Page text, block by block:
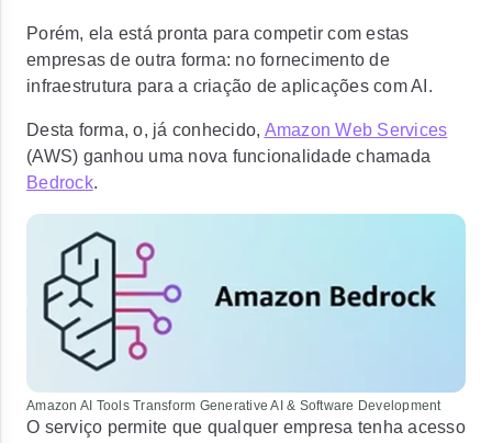
Porém, ela está pronta para competir com estas
empresas de outra forma: no fornecimento de
infraestrutura para a criação de aplicações com AI.
Desta forma, o, já conhecido, Amazon Web Services
(AWS) ganhou uma nova funcionalidade chamada
Bedrock.
Amazon AI Tools Transform Generative AI & Software Development
O serviço permite que qualquer empresa tenha acesso